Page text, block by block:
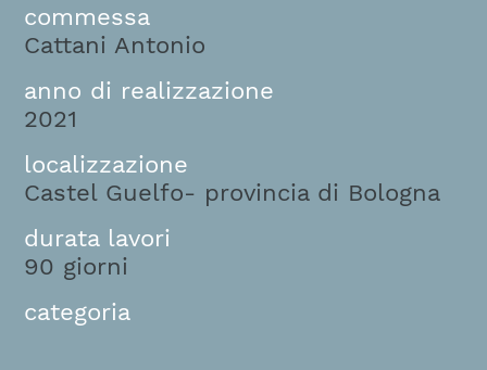
commessa
Cattani Antonio
anno di realizzazione
2021
localizzazione
Castel Guelfo- provincia di Bologna
durata lavori
90 giorni
categoria